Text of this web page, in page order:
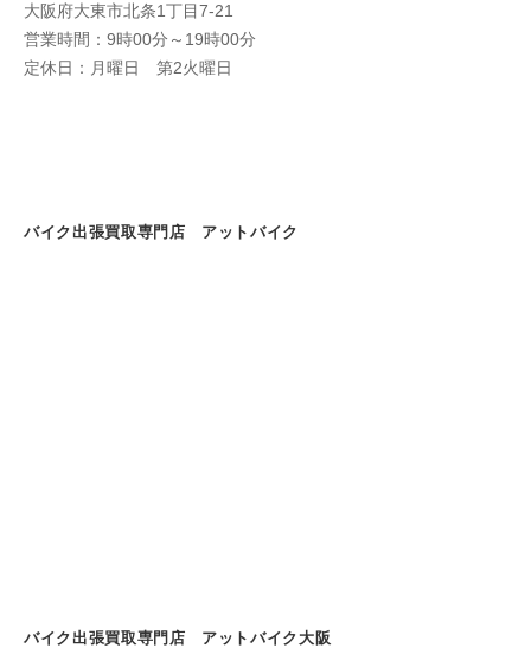
大阪府大東市北条1丁目7-21
営業時間：9時00分～19時00分
定休日：月曜日 第2火曜日
バイク出張買取専門店 アットバイク
バイク出張買取専門店 アットバイク大阪